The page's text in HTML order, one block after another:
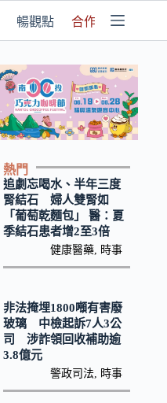
暢觀點 合作媒體
熱門
追劇忘喝水、半年三度
腎結石 婦人雙腎如
「葡萄乾麵包」 醫：夏
季結石患者增2至3倍
健康醫藥 時事
非法掩埋1800噸有害廢
玻璃 中檢起訴7人3公
司 涉詐領回收補助逾
3.8億元
警政司法 時事